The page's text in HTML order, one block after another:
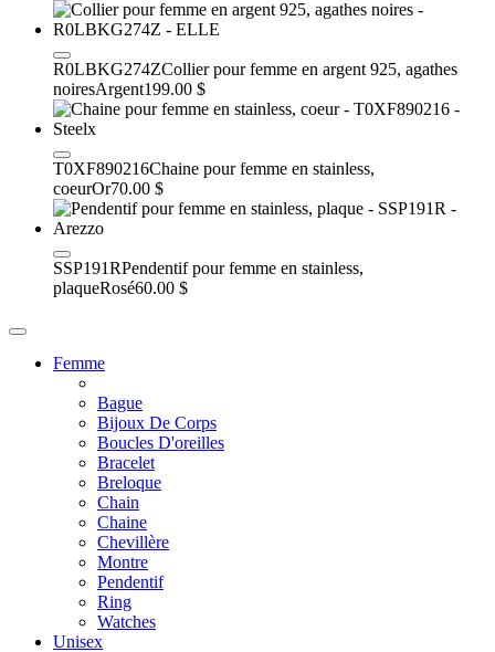
R0LBKG274ZCollier pour femme en argent 925, agathes
noiresArgent199.00 $
T0XF890216Chaine pour femme en stainless,
coeurOr70.00 $
SSP191RPendentif pour femme en stainless,
plaqueRosé60.00 $
Femme
Bague
Bijoux De Corps
Boucles D'oreilles
Bracelet
Breloque
Chain
Chaine
Chevillère
Montre
Pendentif
Ring
Watches
Unisex